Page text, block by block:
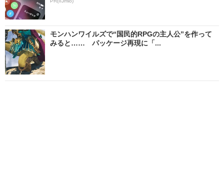
モンハンワイルズで“国民的RPGの主人公”を作って
みると…… パッケージ再現に「...